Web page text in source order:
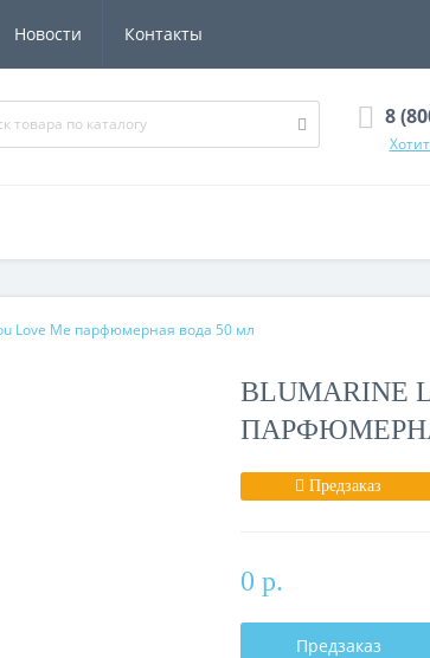
Новости Контакты
8
Love Me парфюмерная вода 50 мл
BLUMARINE
Предзаказ
0 р.
Предзаказ